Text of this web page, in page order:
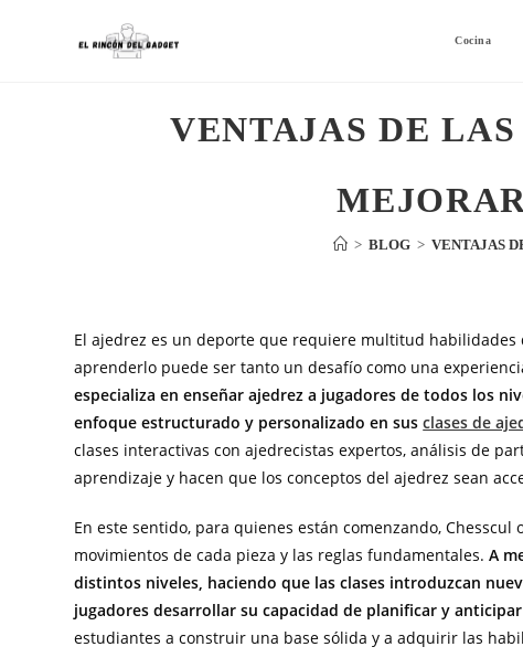
Cocina
VENTAJAS DE
> BLOG > VENTAJAS
El ajedrez es un deporte que requiere multitud
aprenderlo puede ser tanto un desafío como una
especializa en enseñar ajedrez a jugadores de todos los
enfoque estructurado y personalizado en susclases de
clases interactivas con ajedrecistas expertos, análisis de
aprendizaje y hacen que los conceptos del ajedrez sean
En este sentido, para quienes están comenzando,
movimientos de cada pieza y las reglas fundamentales.A
distintos niveles, haciendo que las clases introduzcan
jugadores desarrollar su capacidad de planificar y
estudiantes a construir una base sólida y a adquirir las